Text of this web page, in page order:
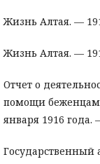
Жизнь Алтая. —
Жизнь Алтая. —
Отчет о
помощи беженцам
января 1916 года.
Государственный